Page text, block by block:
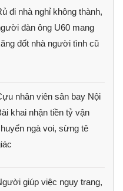
đi nhà nghỉ không thành,
đàn ông U60 mang
đốt nhà người tình cũ
nhân viên sân bay Nội
khai nhận tiền tỷ vận
ngà voi, sừng tê
giúp việc ngụy trang,